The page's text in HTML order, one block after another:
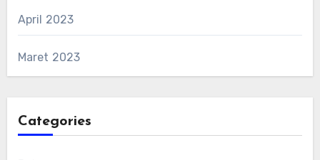
April 2023
Maret 2023
Categories